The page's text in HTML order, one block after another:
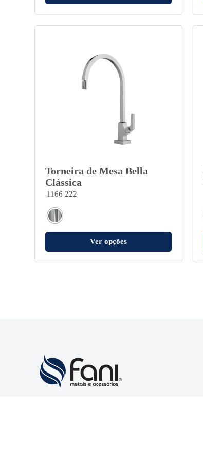
Torneira de Mesa Bella
Clássica
1166 222
Ver opções